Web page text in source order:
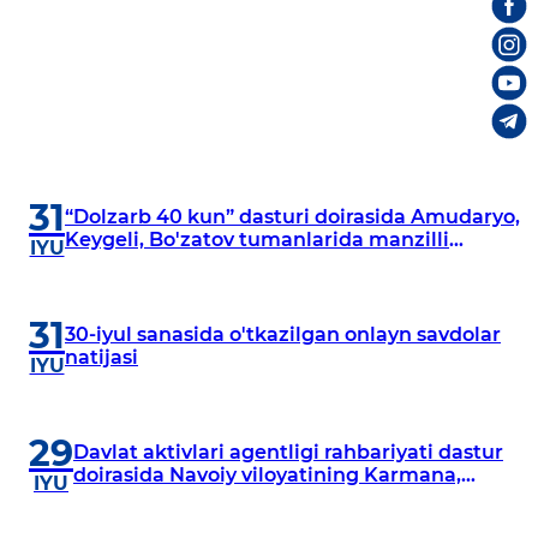
31
IYU
“Dolzarb 40 kun” dasturi doirasida Amudaryo,
Keygeli, Bo'zatov tumanlarida manzilli
31
IYU
30-iyul sanasida o'tkazilgan onlayn savdolar
natijasi
29
IYU
Davlat aktivlari agentligi rahbariyati dastur
doirasida Navoiy viloyatining Karmana,